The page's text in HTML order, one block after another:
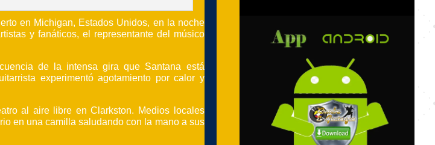
en Michigan, Estados Unidos, en la noche
y fanáticos, el representante del músico
de la intensa gira que Santana está
experimentó agotamiento por calor y
al aire libre en Clarkston. Medios locales
en una camilla saludando con la mano a sus